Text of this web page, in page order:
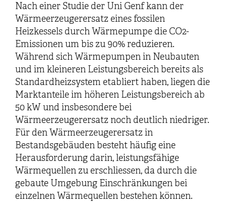
Nach einer Studie der Uni Genf kann der
Wärmeerzeugerersatz eines fossilen
Heizkessels durch Wärmepumpe die CO2-
Emissionen um bis zu 90% reduzieren.
Während sich Wärmepumpen in Neubauten
und im kleineren Leistungsbereich bereits als
Standardheizsystem etabliert haben, liegen die
Marktanteile im höheren Leistungsbereich ab
50 kW und insbesondere bei
Wärmeerzeugerersatz noch deutlich niedriger.
Für den Wärmeerzeugerersatz in
Bestandsgebäuden besteht häufig eine
Herausforderung darin, leistungsfähige
Wärmequellen zu erschliessen, da durch die
gebaute Umgebung Einschränkungen bei
einzelnen Wärmequellen bestehen können.